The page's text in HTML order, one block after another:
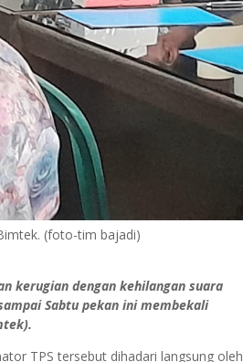
(foto-tim bajadi)
kerugian dengan kehilangan suara
Sabtu pekan ini membekali
TPS tersebut dihadari langsung oleh